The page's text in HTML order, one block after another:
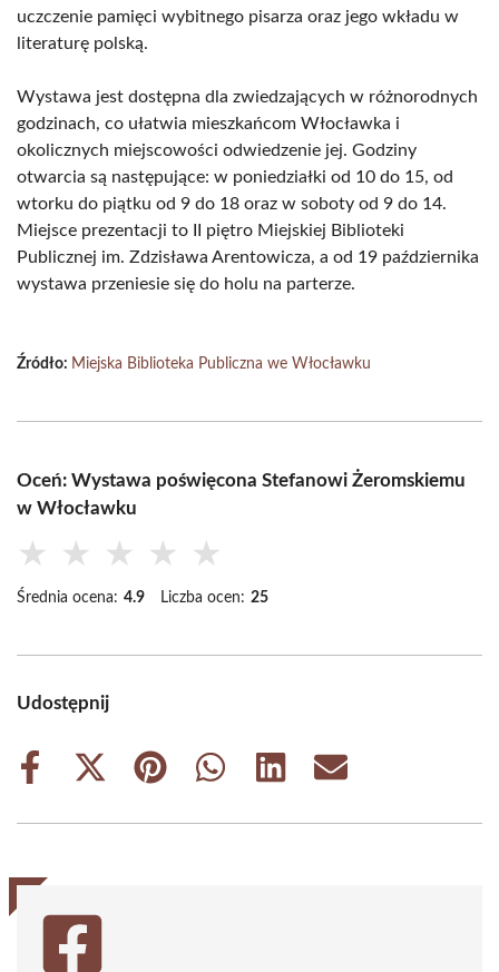
uczczenie pamięci wybitnego pisarza oraz jego wkładu w
literaturę polską.
Wystawa jest dostępna dla zwiedzających w różnorodnych
godzinach, co ułatwia mieszkańcom Włocławka i
okolicznych miejscowości odwiedzenie jej. Godziny
otwarcia są następujące: w poniedziałki od 10 do 15, od
wtorku do piątku od 9 do 18 oraz w soboty od 9 do 14.
Miejsce prezentacji to II piętro Miejskiej Biblioteki
Publicznej im. Zdzisława Arentowicza, a od 19 października
wystawa przeniesie się do holu na parterze.
Źródło: Miejska Biblioteka Publiczna we Włocławku
Oceń: Wystawa poświęcona Stefanowi Żeromskiemu
w Włocławku
★ ★ ★ ★ ★
Średnia ocena: 4.9 Liczba ocen: 25
Udostępnij
Share
Share
(Twitter)
Share
Share
Share
Share